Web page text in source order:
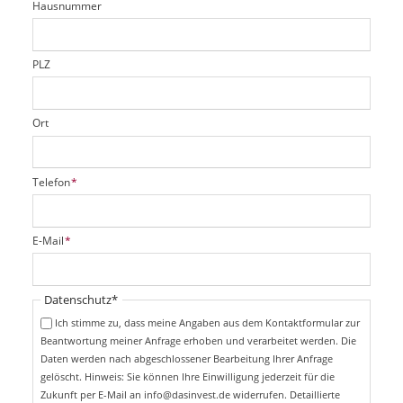
f
e
d
Hausnummer
PLZ
Ort
P
f
i
c
t
f
Telefon*
P
f
i
E-Mail*
Pflichtfeld
Datenschutz*
Ich stimme zu, dass meine Angaben aus dem Kontaktformular zur
Beantwortung meiner Anfrage erhoben und verarbeitet werden. Die
Daten werden nach abgeschlossener Bearbeitung Ihrer Anfrage
gelöscht. Hinweis: Sie können Ihre Einwilligung jederzeit für die
Zukunft per E-Mail an info@dasinvest.de widerrufen. Detaillierte